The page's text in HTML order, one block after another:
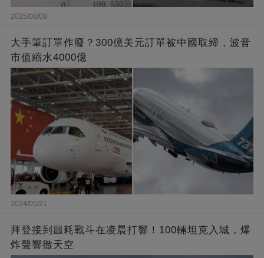
2025/08/08
大手筆訂單作廢？300億美元訂單被中國取締，波音
市值縮水4000億
2024/05/21
拜登接到噩耗戰斗在凌晨打響！100輛坦克入城，爆
炸聲響徹天空